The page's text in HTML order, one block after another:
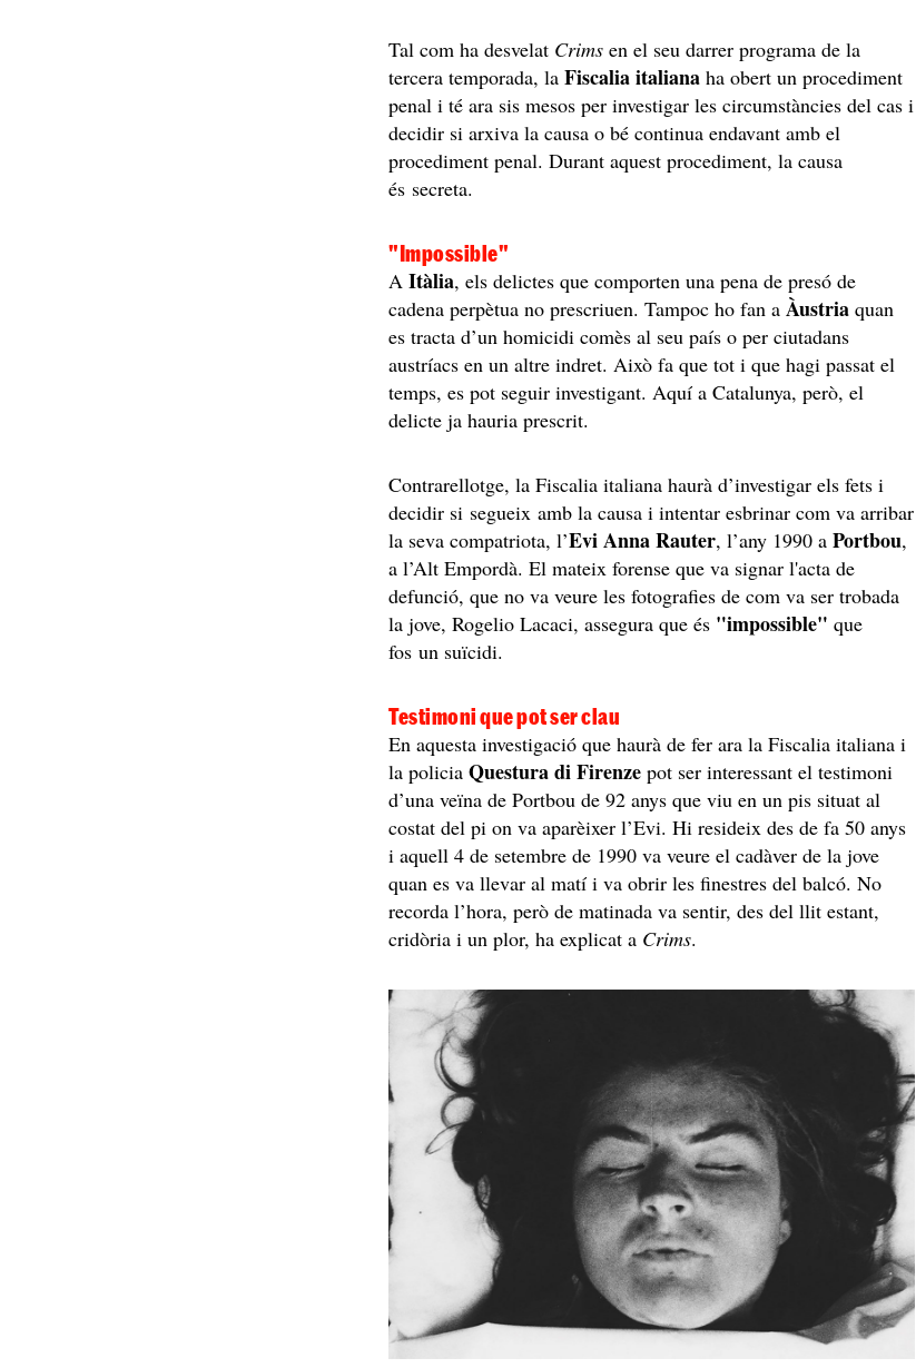
Tal com ha desvelat Crims en el seu darrer programa de la
tercera temporada, laFiscalia italianaha obert un procediment
penal i té ara sis mesos per investigar les circumstàncies del cas i
decidir si arxiva la causa o bé continua endavant amb el
procediment penal. Durant aquest procediment, la causa
és secreta.
"Impossible"
AItàlia, els delictes que comporten una pena de presó de
cadena perpètua no prescriuen. Tampoc ho fan aÀustria quan
es tracta d’un homicidi comès al seu país o per ciutadans
austríacs en un altre indret. Això fa que tot i que hagi passat el
temps, es pot seguir investigant. Aquí a Catalunya, però, el
delicte ja hauria prescrit.
Contrarellotge, la Fiscalia italiana haurà d’investigar els fets i
decidir si segueix amb la causa i intentar esbrinar com va arribar
la seva compatriota, l’Evi Anna Rauter, l’any 1990 aPortbou,
a l’Alt Empordà. El mateix forense que va signar l'acta de
defunció, que no va veure les fotografies de com va ser trobada
la jove, Rogelio Lacaci, assegura que és "impossible" que
fos un suïcidi.
Testimoni que pot ser clau
En aquesta investigació que haurà de fer ara la Fiscalia italiana i
la policiaQuestura di Firenze pot ser interessant el testimoni
d’una veïna de Portbou de 92 anys que viu en un pis situat al
costat del pi on va aparèixer l’Evi. Hi resideix des de fa 50 anys
i aquell 4 de setembre de 1990 va veure el cadàver de la jove
quan es va llevar al matí i va obrir les finestres del balcó. No
recorda l’hora, però de matinada va sentir, des del llit estant,
cridòria i un plor, ha explicat a Crims.